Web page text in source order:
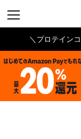
＼プロテイン